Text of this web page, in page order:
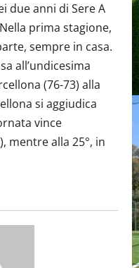
due anni di Sere A
prima stagione,
sempre in casa.
all’undicesima
(76-73) alla
si aggiudica
vince
mentre alla 25°, in